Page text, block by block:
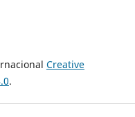
Creative
.